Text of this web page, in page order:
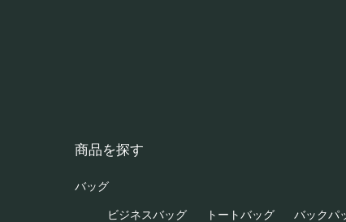
商品を探す
バッグ
ビジネスバッグ トートバッグ バックパ